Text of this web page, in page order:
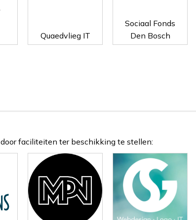
Quaedvlieg IT
Sociaal Fonds
Den Bosch
faciliteiten ter beschikking te stellen: